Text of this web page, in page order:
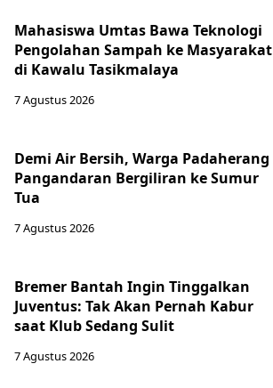
Mahasiswa Umtas Bawa Teknologi
Pengolahan Sampah ke Masyarakat
di Kawalu Tasikmalaya
7 Agustus 2026
Demi Air Bersih, Warga Padaherang
Pangandaran Bergiliran ke Sumur
Tua
7 Agustus 2026
Bremer Bantah Ingin Tinggalkan
Juventus: Tak Akan Pernah Kabur
saat Klub Sedang Sulit
7 Agustus 2026